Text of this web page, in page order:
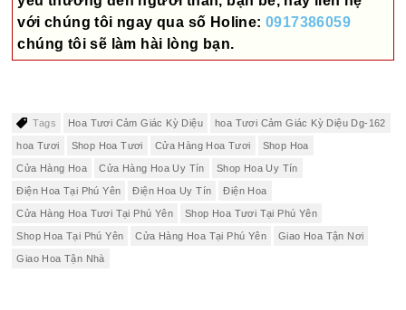
với chúng tôi ngay qua số Holine:0917386059
chúng tôi sẽ làm hài lòng bạn.
Tags Hoa Tươi Cảm Giác Kỳ Diệu hoa Tươi Cảm Giác Kỳ Diệu Dg-162
hoa Tươi Shop Hoa Tươi Cửa Hàng Hoa Tươi Shop Hoa
Cửa Hàng Hoa Cửa Hàng Hoa Uy Tín Shop Hoa Uy Tín
Điện Hoa Tại Phú Yên Điện Hoa Uy Tín Điện Hoa
Cửa Hàng Hoa Tươi Tại Phú Yên Shop Hoa Tươi Tại Phú Yên
Shop Hoa Tại Phú Yên Cửa Hàng Hoa Tại Phú Yên Giao Hoa Tận Nơi
Giao Hoa Tận Nhà